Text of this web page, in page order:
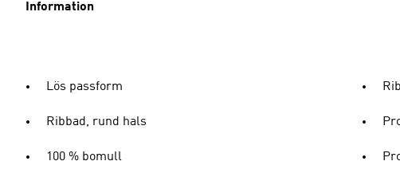
Information
Lös passform
Ribbad, rund hals
100 % bomull